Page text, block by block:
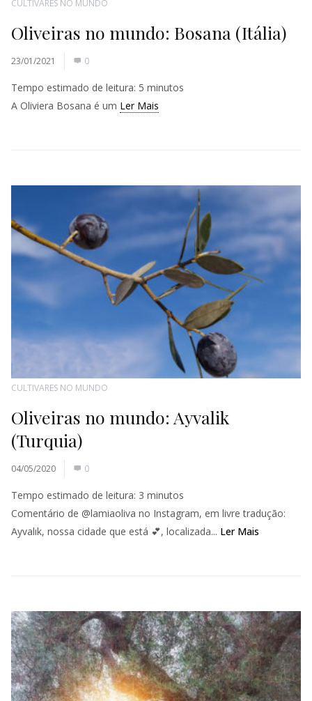
CULTIVARES NO MUNDO
Oliveiras no mundo: Bosana (Itália)
23/01/2021 0
Tempo estimado de leitura: 5 minutos
A Oliviera Bosana é um Ler Mais
CULTIVARES NO MUNDO
Oliveiras no mundo: Ayvalik
(Turquia)
04/05/2020 0
Tempo estimado de leitura: 3 minutos
Comentário de @lamiaoliva no Instagram, em livre tradução:
Ayvalık, nossa cidade que está 💕, localizada... Ler Mais